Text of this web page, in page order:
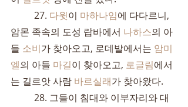
	27.
다윗이 마하나임에 다다르니,
암몬 족속의 도성 랍바에서 나하스의 아
들 소비가 찾아오고, 로데발에서는 암미
엘의 아들 마길이 찾아오고, 로글림에서
는 길르앗 사람 바르실래가 찾아왔다.